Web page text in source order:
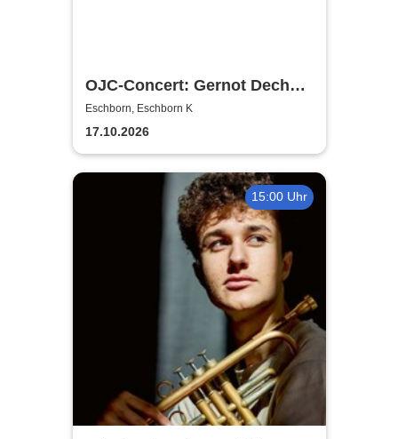
OJC-Concert: Gernot Dechert
SUPER GROOVE
Eschborn, Eschborn K
17.10.2026
15:00 Uhr